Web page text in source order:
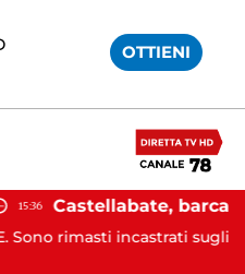
OTTIENI
rimasti incastrati sugli scogli